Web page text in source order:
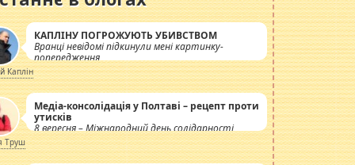
КАПЛІНУ ПОГРОЖУЮТЬ УБИВСТВОМ
Вранці невідомі підкинули мені картинку-
попередження
Каплін
Медіа-консолідація у Полтаві – рецепт проти
утисків
8 вересня – Міжнародний день солідарності
журналістів.
Труш